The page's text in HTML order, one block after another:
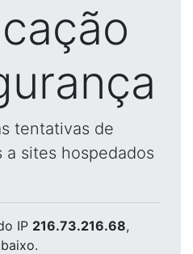
tentativas de
a sites hospedados
IP 216.73.216.68,